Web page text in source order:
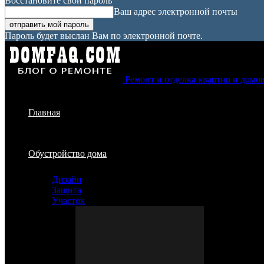
Ваш адрес электронной почты
Пароль будет выслан Вам по электронной почте.
Ремонт и отделка квартир и
Главная
Обустройство дома
Дизайн
Защита
Участок